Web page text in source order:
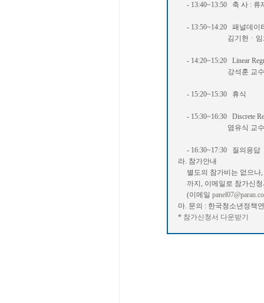
- 13:40~13:50 축 사 : 류
- 13:50~14:20 패널데이
김기헌ㆍ임희진 박
- 14:20~15:20 Linear
강석훈 교수(성신
- 15:20~15:30 휴식
- 15:30~16:30 Discrete
염유식 교수(연세
- 16:30~17:30 질의응답
라. 참가안내
별도의 참가비는 없으나,
까지, 이메일로 참가신청
(이메일
마. 문의 : 한국청소년정책
* 참가신청서 다운받기